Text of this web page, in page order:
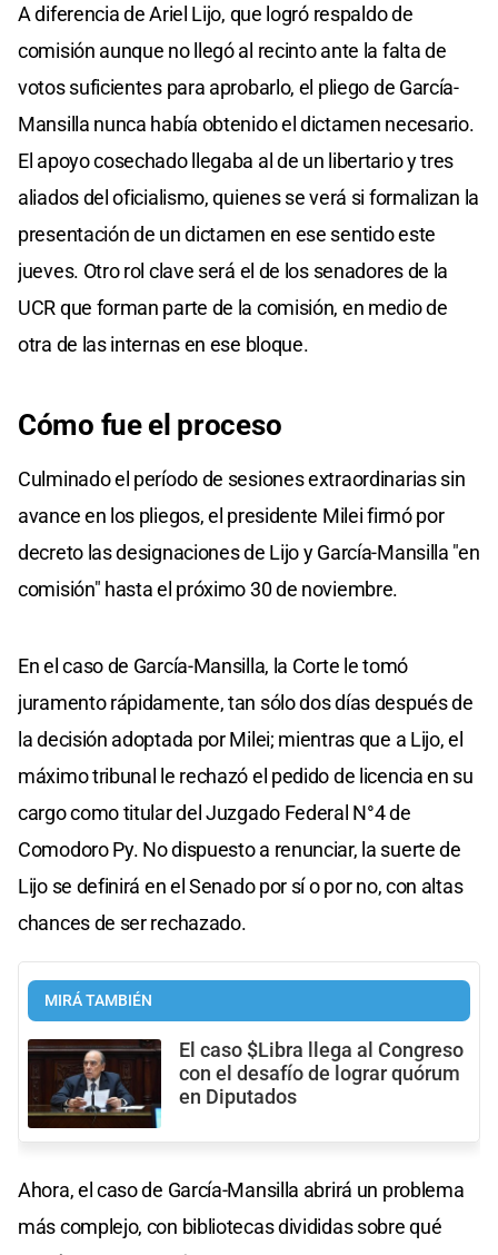
A diferencia de Ariel Lijo, que logró respaldo de
comisión aunque no llegó al recinto ante la falta de
votos suficientes para aprobarlo, el pliego de García-
Mansilla nunca había obtenido el dictamen necesario.
El apoyo cosechado llegaba al de un libertario y tres
aliados del oficialismo, quienes se verá si formalizan la
presentación de un dictamen en ese sentido este
jueves. Otro rol clave será el de los senadores de la
UCR que forman parte de la comisión, en medio de
otra de las internas en ese bloque.
Cómo fue el proceso
Culminado el período de sesiones extraordinarias sin
avance en los pliegos, el presidente Milei firmó por
decreto las designaciones de Lijo y García-Mansilla "en
comisión" hasta el próximo 30 de noviembre.
En el caso de García-Mansilla, la Corte le tomó
juramento rápidamente, tan sólo dos días después de
la decisión adoptada por Milei; mientras que a Lijo, el
máximo tribunal le rechazó el pedido de licencia en su
cargo como titular del Juzgado Federal N°4 de
Comodoro Py. No dispuesto a renunciar, la suerte de
Lijo se definirá en el Senado por sí o por no, con altas
chances de ser rechazado.
MIRÁ TAMBIÉN
El caso $Libra llega al Congreso
con el desafío de lograr quórum
en Diputados
Ahora, el caso de García-Mansilla abrirá un problema
más complejo, con bibliotecas divididas sobre qué